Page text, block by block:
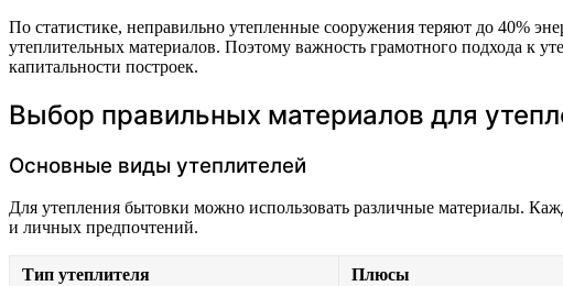
По статистике, неправильно утепленные сооружения теряют до 40%
утеплительных материалов. Поэтому важность грамотного подхода к
капитальности построек.
Выбор правильных материалов для
Основные виды утеплителей
Для утепления бытовки можно использовать различные материалы.
и личных предпочтений.
Тип утеплителя Плюсы